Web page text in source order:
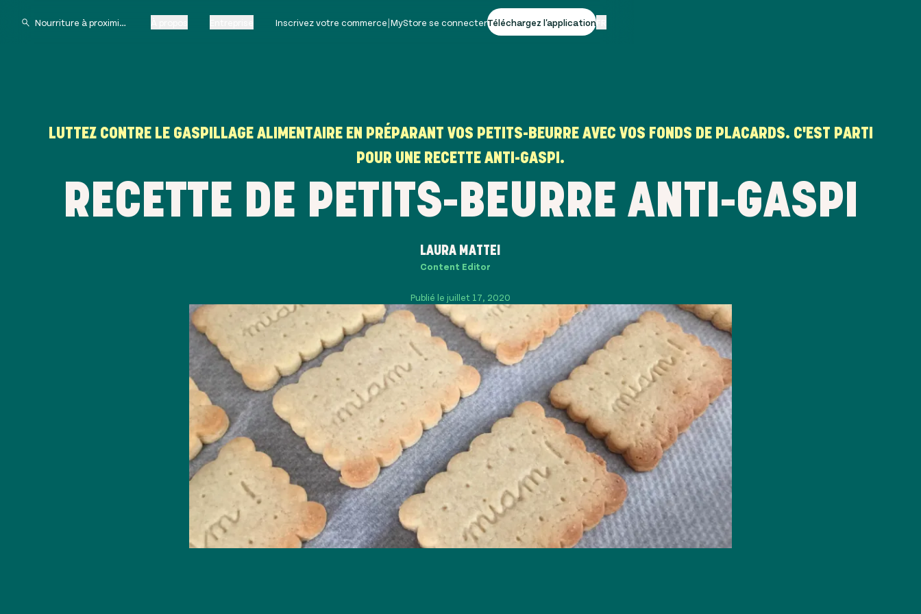
Inscrivez votre commerce|MyStore se connecterTéléchargez l'application
LUTTEZ CONTRE LE GASPILLAGE ALIMENTAIRE EN PRÉPARANT VOS PETITS-BEURRE AVEC VOS FONDS DE PLACARDS. C'EST PARTI
POUR UNE RECETTE ANTI-GASPI.
RECETTE DE PETITS-BEURRE ANTI-GASPI
LAURA MATTEI
Content Editor
Publié le juillet 17, 2020